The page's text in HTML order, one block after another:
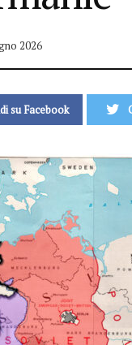
2026
su Facebook